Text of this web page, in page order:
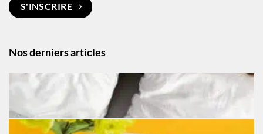
Nos derniers articles
S'INSCRIRE